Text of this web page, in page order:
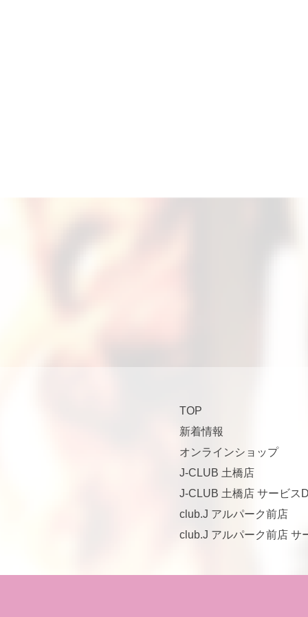
TOP
新着情報
オンラインショップ
J-CLUB 土橋店
J-CLUB 土橋店 サービス
club.J アルパーク前店
club.J アルパーク前店 サ